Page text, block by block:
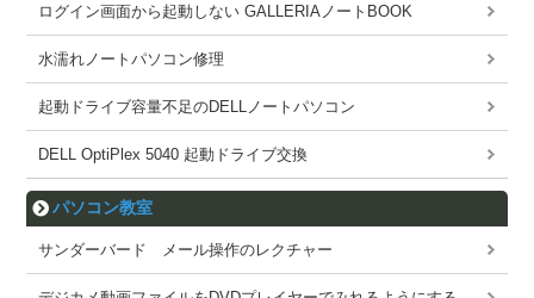
ログイン画面から起動しない GALLERIAノートBOOK
水濡れノートパソコン修理
起動ドライブ容量不足のDELLノートパソコン
DELL OptiPlex 5040 起動ドライブ交換
パソコン教室
サンダーバード メール操作のレクチャー